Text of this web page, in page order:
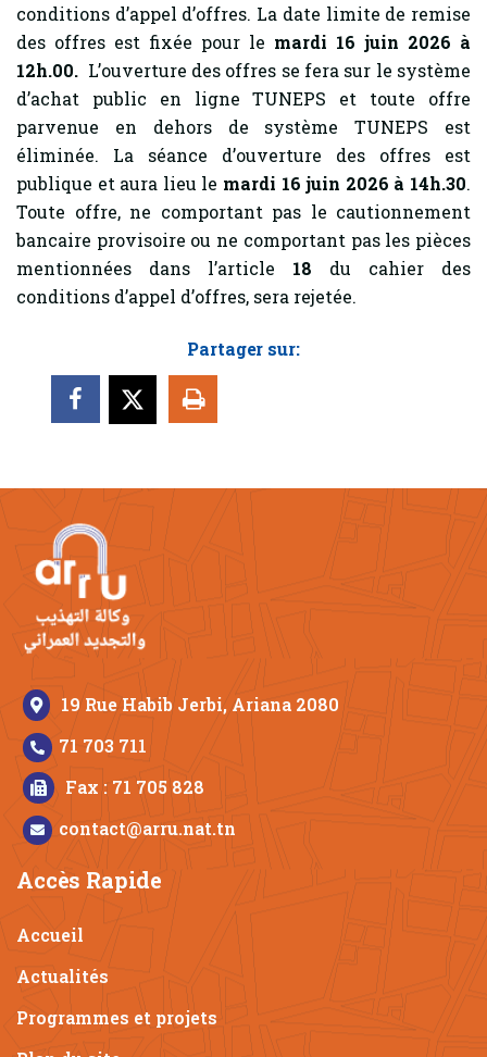
conditions d’appel d’offres. La date limite de remise
des offres est fixée pour le mardi 16 juin 2026 à
12h.00. L’ouverture des offres se fera sur le système
d’achat public en ligne TUNEPS et toute offre
parvenue en dehors de système TUNEPS est
éliminée. La séance d’ouverture des offres est
publique et aura lieu le mardi 16 juin 2026 à 14h.30.
Toute offre, ne comportant pas le cautionnement
bancaire provisoire ou ne comportant pas les pièces
mentionnées dans l’article 18 du cahier des
conditions d’appel d’offres, sera rejetée.
Partager sur:
19 Rue Habib Jerbi, Ariana 2080
71 703 711
Fax : 71 705 828
contact@arru.nat.tn
Accès Rapide
Accueil
Actualités
Programmes et projets